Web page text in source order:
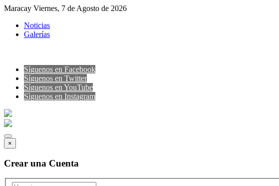
Maracay Viernes, 7 de Agosto de 2026
Noticias
Galerías
Síguenos en Facebook
Síguenos en Twitter
Síguenos en YouTube
Sìguenos en Instagram
×
Crear una Cuenta